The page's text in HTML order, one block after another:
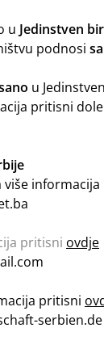
u Jedinstven
podnosi
u
pritisni
više
pritisni ovdje
pritisni
serbien.de